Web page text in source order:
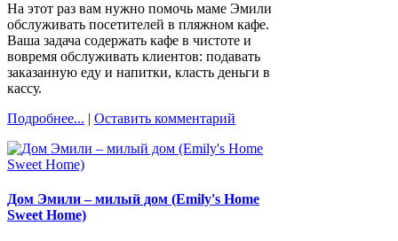
На этот раз вам нужно помочь маме Эмили
обслуживать посетителей в пляжном кафе.
Ваша задача содержать кафе в чистоте и
вовремя обслуживать клиентов: подавать
заказанную еду и напитки, класть деньги в
кассу.
Подробнее... | Оставить комментарий
Дом Эмили – милый дом (Emily's Home
Sweet Home)